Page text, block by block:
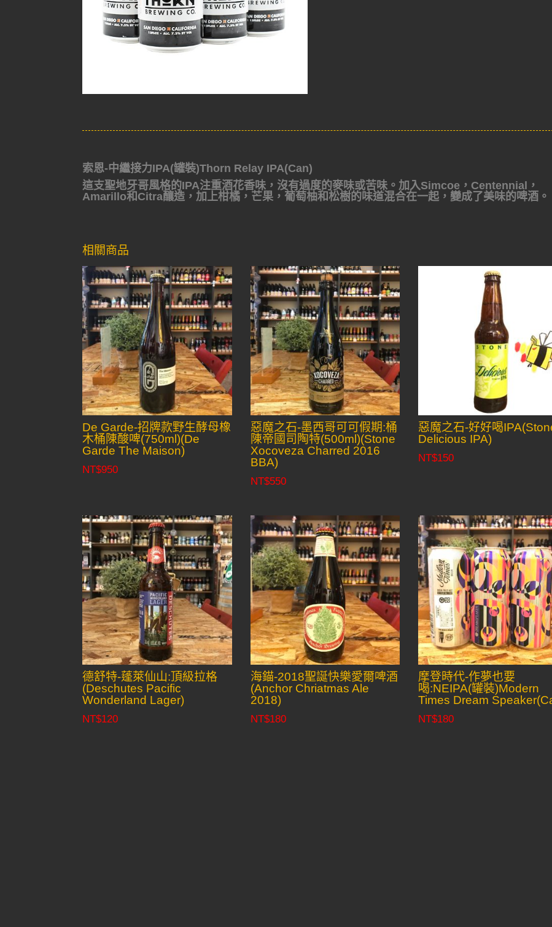
索恩-中繼接力IPA(罐裝)Thorn Relay IPA(Can)
這支聖地牙哥風格的IPA注重酒花香味，沒有過度的麥味或苦味。加入Simcoe，Centennial，
Amarillo和Citra釀造，加上柑橘，芒果，葡萄柚和松樹的味道混合在一起，變成了美味的啤酒。
相關商品
De Garde-招牌款野生酵母橡
木桶陳酸啤(750ml)(De
Garde The Maison)
NT$950
惡魔之石-墨西哥可可假期:桶
陳帝國司陶特(500ml)(Stone
Xocoveza Charred 2016
BBA)
NT$550
惡魔之石-好好喝
Delicious IPA)
NT$150
德舒特-蓬萊仙山:頂級拉格
(Deschutes Pacific
Wonderland Lager)
NT$120
海錨-2018聖誕快樂愛爾啤酒
(Anchor Chriatmas Ale
2018)
NT$180
摩登時代-作夢也要
喝:NEIPA(罐裝)Modern
Times Dream
NT$180